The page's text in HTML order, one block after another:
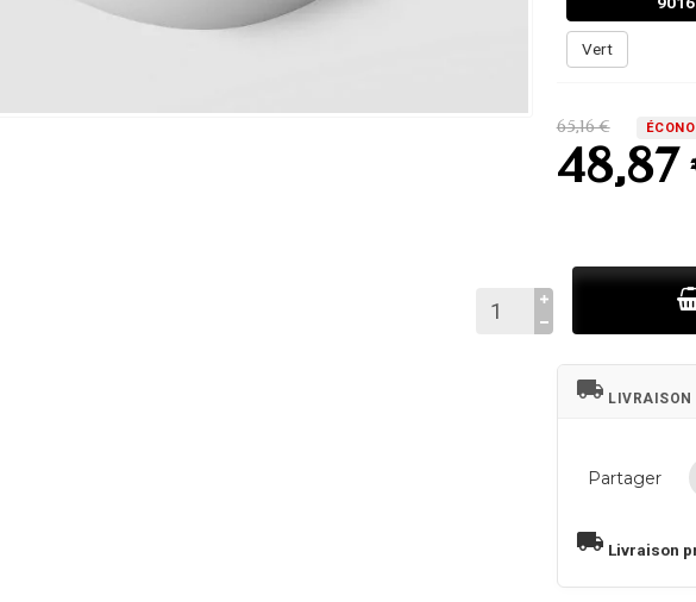
Vert
65,16 €
48,87
local_shipping LIVRAISON
Partager
local_shipping Livraison